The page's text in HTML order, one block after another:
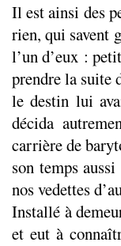
Il est ainsi des
rien, qui savent
l’un d’eux :
prendre la suite
le destin lui
décida
carrière de
son temps
nos vedettes
Installé à
et eut à